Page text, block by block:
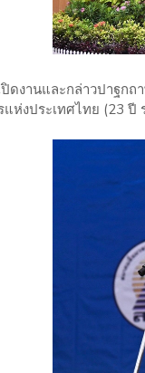
ปิดงานและกล่าวปาฐก
ห่งประเทศไทย (23 ปี